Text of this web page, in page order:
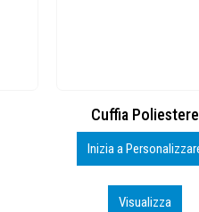
BS600 – 5139960
Personalizza
Visualizza